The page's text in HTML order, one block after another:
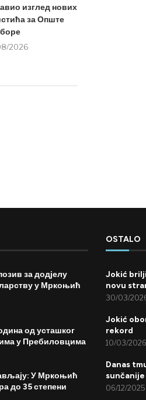
изглед нових
за Опште
2026
за додјелу
у Мркоњић
од усташког
у Пребиловцима
У Мркоњић
до 35 степени
OSTALO
Jokić
novu
30/03/
Jokić
rekord
10/03/2026
Danas
sunčanije
06/12/2025